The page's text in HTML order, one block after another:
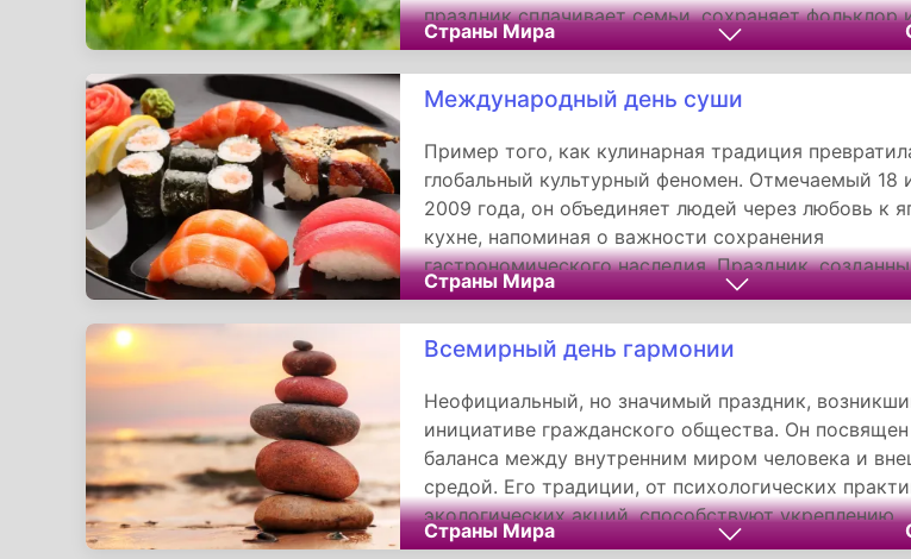
праздник сплачивает семьи, сохраняет фольклор
ценить природные чудеса. Как гласит старинная
«Клевер найдешь — счастье приведешь».
Страны Мира
Международный день суши
Пример того, как кулинарная традиция
глобальный культурный феномен. Отмечаемый 18
2009 года, он объединяет людей через любовь к
кухне, напоминая о важности сохранения
гастрономического наследия. Праздник,
обычным энтузиастом, доказал: еда может быть
между странами, эпохами и поколениями.
Страны Мира
Всемирный день гармонии
Неофициальный, но значимый праздник,
инициативе гражданского общества. Он
баланса между внутренним миром человека и
средой. Его традиции, от психологических
экологических акций, способствуют укреплению
психического здоровья, межкультурного
Страны Мира